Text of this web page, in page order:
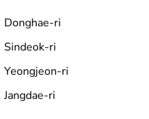
Donghae-ri
Sindeok-ri
Yeongjeon-ri
Jangdae-ri